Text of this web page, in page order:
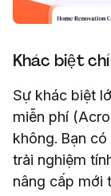
Khác biệt
Sự khác biệt
miễn phí
không. Bạn
trải nghiệm
nâng cấp mới